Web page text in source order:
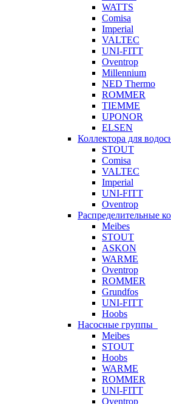
WATTS
Comisa
Imperial
VALTEC
UNI-FITT
Oventrop
Millennium
NED Thermo
ROMMER
TIEMME
UPONOR
ELSEN
Коллектора для
STOUT
Comisa
VALTEC
Imperial
UNI-FITT
Oventrop
Распределительные
Meibes
STOUT
ASKON
WARME
Oventrop
ROMMER
Grundfos
UNI-FITT
Hoobs
Насосные группы
Meibes
STOUT
Hoobs
WARME
ROMMER
UNI-FITT
Oventrop